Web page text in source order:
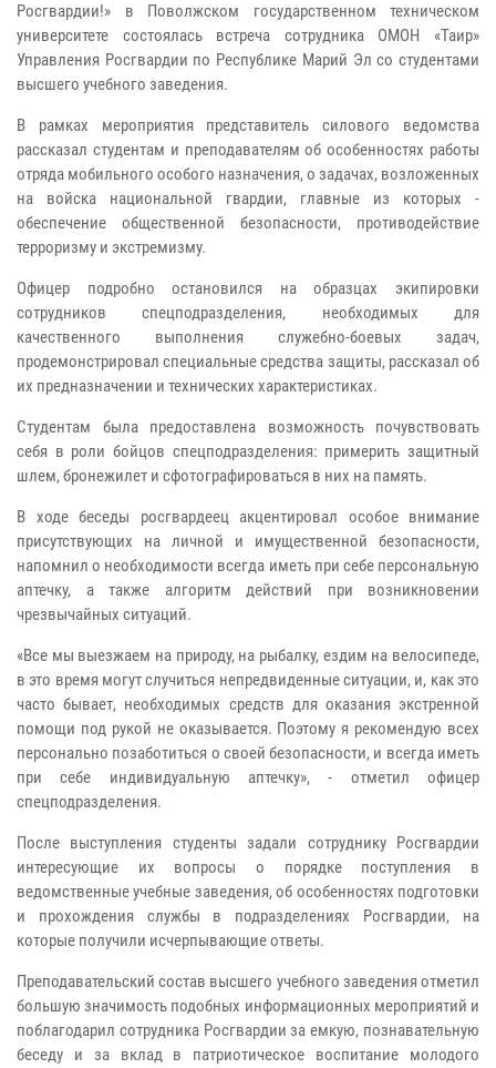
Росгвардии!» в Поволжском государственном техническом
университете состоялась встреча сотрудника ОМОН «Таир»
Управления Росгвардии по Республике Марий Эл со студентами
высшего учебного заведения.
В рамках мероприятия представитель силового ведомства
рассказал студентам и преподавателям об особенностях работы
отряда мобильного особого назначения, о задачах, возложенных
на войска национальной гвардии, главные из которых -
обеспечение общественной безопасности, противодействие
терроризму и экстремизму.
Офицер подробно остановился на образцах экипировки
сотрудников спецподразделения, необходимых для
качественного выполнения служебно-боевых задач,
продемонстрировал специальные средства защиты, рассказал об
их предназначении и технических характеристиках.
Студентам была предоставлена возможность почувствовать
себя в роли бойцов спецподразделения: примерить защитный
шлем, бронежилет и сфотографироваться в них на память.
В ходе беседы росгвардеец акцентировал особое внимание
присутствующих на личной и имущественной безопасности,
напомнил о необходимости всегда иметь при себе персональную
аптечку, а также алгоритм действий при возникновении
чрезвычайных ситуаций.
«Все мы выезжаем на природу, на рыбалку, ездим на велосипеде,
в это время могут случиться непредвиденные ситуации, и, как это
часто бывает, необходимых средств для оказания экстренной
помощи под рукой не оказывается. Поэтому я рекомендую всех
персонально позаботиться о своей безопасности, и всегда иметь
при себе индивидуальную аптечку», - отметил офицер
спецподразделения.
После выступления студенты задали сотруднику Росгвардии
интересующие их вопросы о порядке поступления в
ведомственные учебные заведения, об особенностях подготовки
и прохождения службы в подразделениях Росгвардии, на
которые получили исчерпывающие ответы.
Преподавательский состав высшего учебного заведения отметил
большую значимость подобных информационных мероприятий и
поблагодарил сотрудника Росгвардии за емкую, познавательную
беседу и за вклад в патриотическое воспитание молодого